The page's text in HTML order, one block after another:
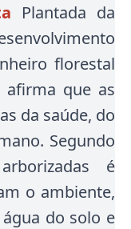
Plantada da
florestal
afirma que as
da saúde, do
Segundo
é
o ambiente,
do solo e